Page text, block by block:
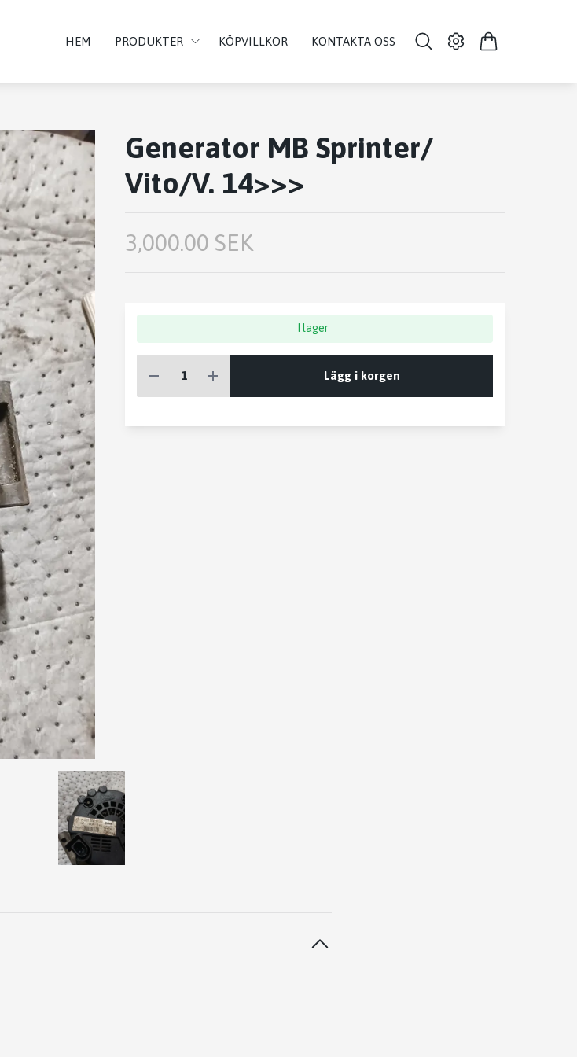
HEM PRODUKTER KÖPVILLKOR KONTAKTA OSS
Generator MB Sprinter/
Vito/V. 14>>>
3,000.00 SEK
I lager
Lägg i korgen